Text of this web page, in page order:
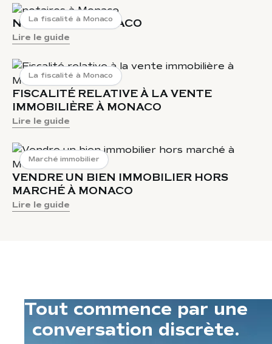
La fiscalité à Monaco
NOTAIRES À MONACO
Lire le guide
La fiscalité à Monaco
FISCALITÉ RELATIVE À LA VENTE
IMMOBILIÈRE À MONACO
Lire le guide
Marché immobilier
VENDRE UN BIEN IMMOBILIER HORS
MARCHÉ À MONACO
Lire le guide
Tout commence par une
conversation discrète.